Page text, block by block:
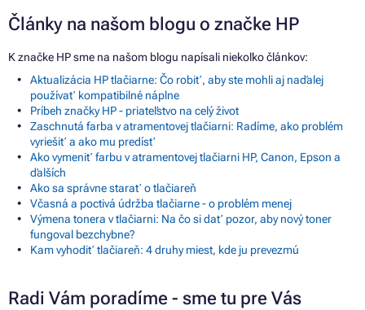
Články na našom blogu o značke HP
K značke HP sme na našom blogu napísali niekoľko článkov:
Aktualizácia HP tlačiarne: Čo robiť, aby ste mohli aj naďalej
používať kompatibilné náplne
Príbeh značky HP - priateľstvo na celý život
Zaschnutá farba v atramentovej tlačiarni: Radíme, ako problém
vyriešiť a ako mu predísť
Ako vymeniť farbu v atramentovej tlačiarni HP, Canon, Epson a
ďalších
Ako sa správne starať o tlačiareň
Včasná a poctivá údržba tlačiarne - o problém menej
Výmena tonera v tlačiarni: Na čo si dať pozor, aby nový toner
fungoval bezchybne?
Kam vyhodiť tlačiareň: 4 druhy miest, kde ju prevezmú
Radi Vám poradíme - sme tu pre Vás